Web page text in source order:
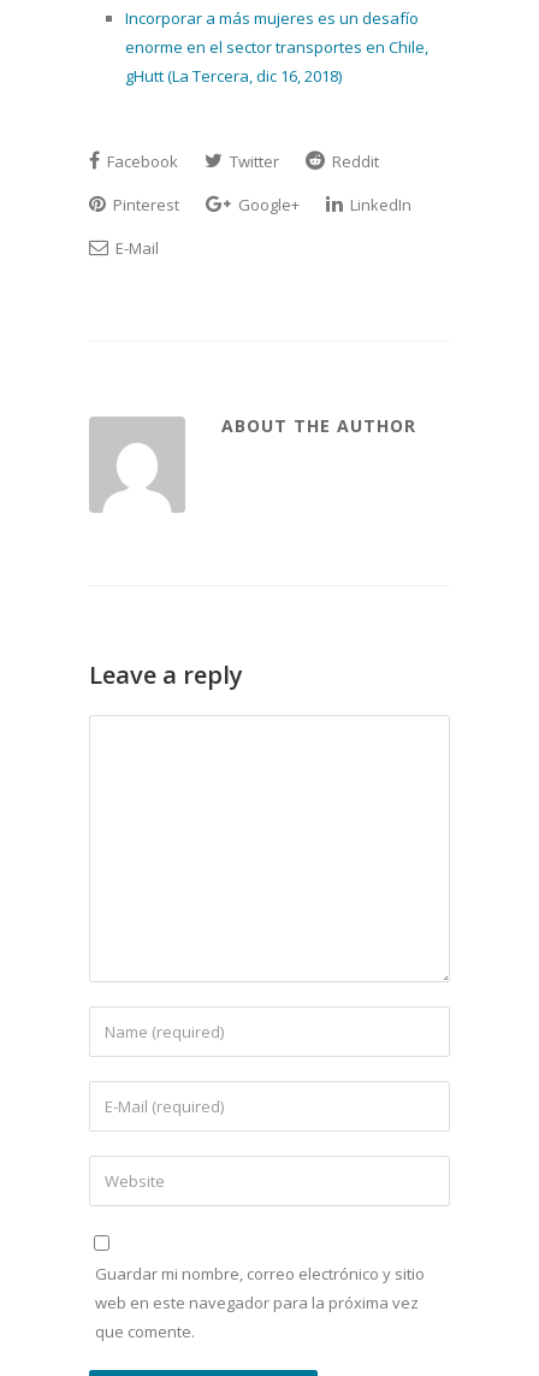
Incorporar a más mujeres es un desafío
enorme en el sector transportes en Chile,
gHutt (La Tercera, dic 16, 2018)
Facebook Twitter
Reddit
Pinterest
Google+
LinkedIn
E-Mail
ABOUT THE AUTHOR
Leave a reply
Guardar mi nombre, correo electrónico y sitio
web en este navegador para la próxima vez
que comente.